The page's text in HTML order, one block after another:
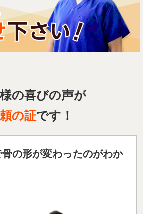
の喜びの声が
の証です！
骨の形が変わったのがわか